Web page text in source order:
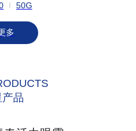
50G
多
产品